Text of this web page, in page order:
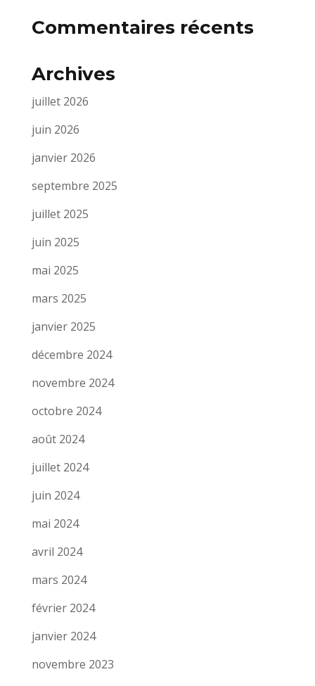
Commentaires récents
Archives
juillet 2026
juin 2026
janvier 2026
septembre 2025
juillet 2025
juin 2025
mai 2025
mars 2025
janvier 2025
décembre 2024
novembre 2024
octobre 2024
août 2024
juillet 2024
juin 2024
mai 2024
avril 2024
mars 2024
février 2024
janvier 2024
novembre 2023